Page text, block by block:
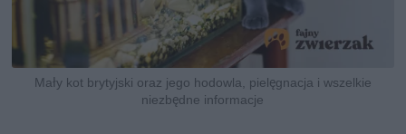
Mały kot brytyjski oraz jego hodowla, pielęgnacja i wszelkie
niezbędne informacje